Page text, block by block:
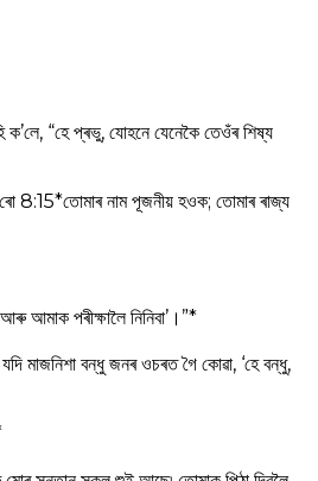
ক’লে, “হে প্ৰভু, যোহনে যেনেকৈ তেওঁৰ শিষ্য
ৰো 8:15*তোমাৰ নাম পূজনীয় হওক; তোমাৰ ৰাজ্য
আমাক পৰীক্ষালৈ নিনিবা’।”*
মাজনিশা বন্ধু জনৰ ওচৰত গৈ কোৱা, ‘হে বন্ধু,